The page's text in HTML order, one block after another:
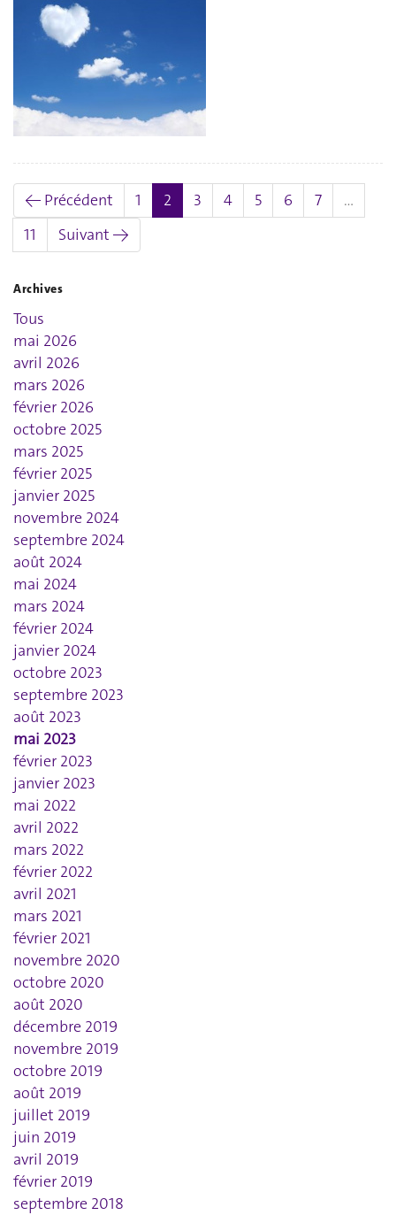
← Précédent 1 2 (actuel)
3 4 5 6 7
…
11
Suivant →
Archives
Tous
mai 2026
avril 2026
mars 2026
février 2026
octobre 2025
mars 2025
février 2025
janvier 2025
novembre 2024
septembre 2024
août 2024
mai 2024
mars 2024
février 2024
janvier 2024
octobre 2023
septembre 2023
août 2023
mai 2023
février 2023
janvier 2023
mai 2022
avril 2022
mars 2022
février 2022
avril 2021
mars 2021
février 2021
novembre 2020
octobre 2020
août 2020
décembre 2019
novembre 2019
octobre 2019
août 2019
juillet 2019
juin 2019
avril 2019
février 2019
septembre 2018